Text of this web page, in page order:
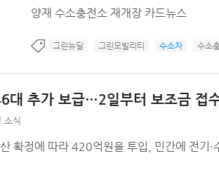
양재 수소충전소 재개장 카드뉴스
그린뉴딜 그린모빌리티 수소차 수소
대 추가 보급…2일부터 보조금 접
소식
확정에 따라 420억원을 투입, 민간에 전기